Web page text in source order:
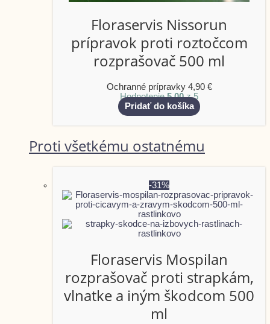
Floraservis Nissorun
prípravok proti roztočcom
rozprašovač 500 ml
Ochranné prípravky 4,90 €
Hodnotenie5.00z 5
Pridať do košíka
Proti všetkému ostatnému
-31%
Floraservis Mospilan
rozprašovač proti strapkám,
vlnatke a iným škodcom 500
ml